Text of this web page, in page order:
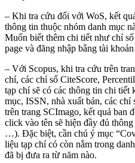
– Khi tra cứu đối với WoS, kết
thông tin thuộc nhóm danh mục
Muốn biết thêm chi tiết như chỉ
page và đăng nhập bằng tài
– Với Scopus, khi tra cứu trên
chí, các chỉ số CiteScore,
tạp chí sẽ có các thông tin chi tiết
mục, ISSN, nhà xuất bản, các
trên trang SCImago, kết quả ban
click vào tên sẽ hiện đầy đủ
…). Đặc biệt, cần chú ý mục
liệu tạp chí có còn nằm trong
đã bị đưa ra từ năm nào.